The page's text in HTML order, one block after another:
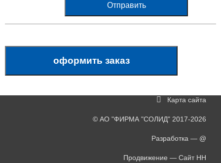
оформить заказ
Карта сайта
© АО "ФИРМА "СОЛИД" 2017-2026
Разработка — @
Продвижение — Сайт НН